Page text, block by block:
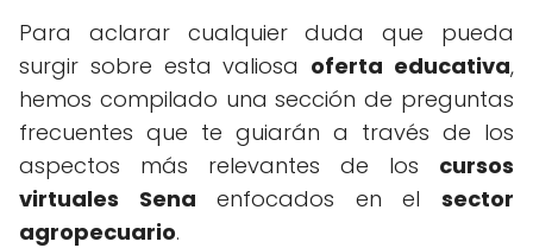
Para aclarar cualquier duda que pueda
surgir sobre esta valiosa oferta educativa,
hemos compilado una sección de preguntas
frecuentes que te guiarán a través de los
aspectos más relevantes de los cursos
virtuales Sena enfocados en elsector
agropecuario.